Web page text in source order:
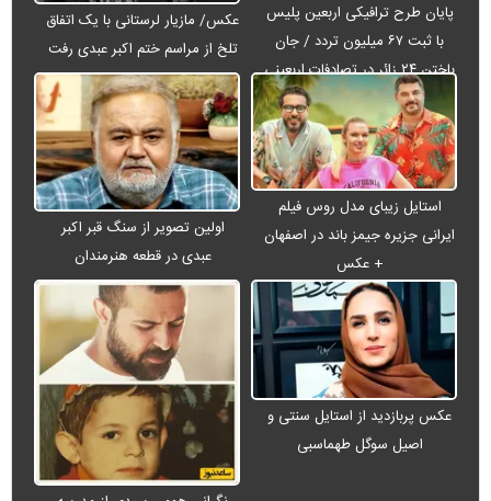
پایان طرح ترافیکی اربعین پلیس
با ثبت ۶۷ میلیون تردد / جان
باختن ۲۴ زائر در تصادفات اربعینی
عکس/ مازیار لرستانی با یک اتفاق
تلخ از مراسم ختم اکبر عبدی رفت
استایل زیبای مدل روس فیلم
ایرانی جزیره جیمز باند در اصفهان
+ عکس
اولین تصویر از سنگ قبر اکبر
عبدی در قطعه هنرمندان
عکس پربازدید از استایل سنتی و
اصیل سوگل طهماسبی